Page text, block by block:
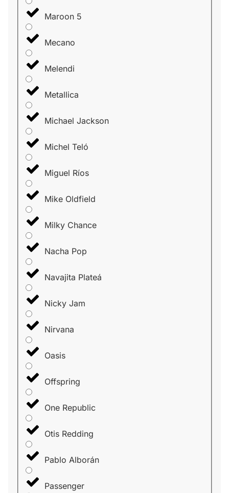
Maroon 5
Mecano
Melendi
Metallica
Michael Jackson
Michel Teló
Miguel Ríos
Mike Oldfield
Milky Chance
Nacha Pop
Navajita Plateá
Nicky Jam
Nirvana
Oasis
Offspring
One Republic
Otis Redding
Pablo Alborán
Passenger